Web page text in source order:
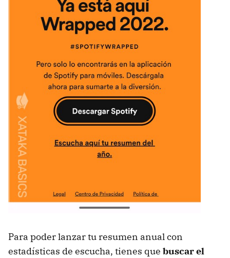
Para poder lanzar tu resumen anual con
estadísticas de escucha, tienes que buscar el